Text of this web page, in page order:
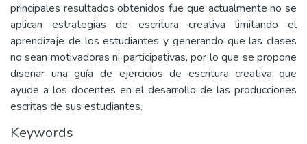
principales resultados obtenidos fue que actualmente no se
aplican estrategias de escritura creativa limitando el
aprendizaje de los estudiantes y generando que las clases
no sean motivadoras ni participativas, por lo que se propone
diseñar una guía de ejercicios de escritura creativa que
ayude a los docentes en el desarrollo de las producciones
escritas de sus estudiantes.
Keywords